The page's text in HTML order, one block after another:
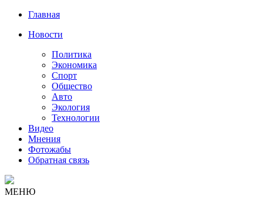
Главная
Новости
Политика
Экономика
Спорт
Общество
Авто
Экология
Технологии
Видео
Мнения
Фотожабы
Обратная связь
МЕНЮ